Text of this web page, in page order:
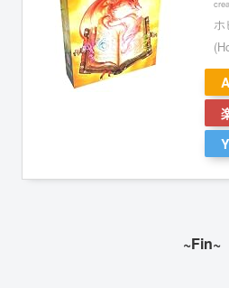
ホ
~Fin~